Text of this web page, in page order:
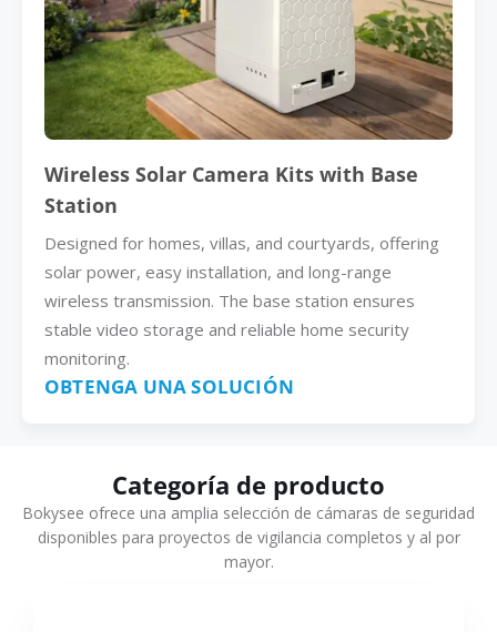
Wireless Solar Camera Kits with Base
Station
Designed for homes, villas, and courtyards, offering
solar power, easy installation, and long-range
wireless transmission. The base station ensures
stable video storage and reliable home security
monitoring.
OBTENGA UNA SOLUCIÓN
Categoría de producto
Bokysee ofrece una amplia selección de cámaras de seguridad
disponibles para proyectos de vigilancia completos y al por
mayor.